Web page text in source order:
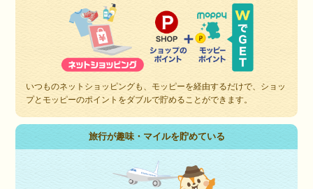
いつものネットショッピングも、モッピーを経由するだけで、ショッ
プとモッピーのポイントをダブルで貯めることができます。
旅行が趣味・マイルを貯めている